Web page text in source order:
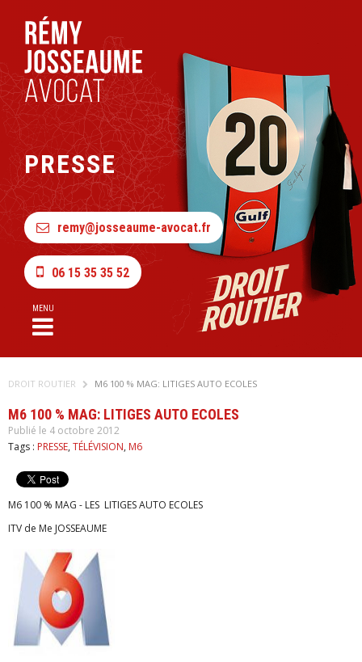
PRESSE
remy@josseaume-avocat.fr
06 15 35 35 52
MENU
DROIT ROUTIER M6 100 % MAG: LITIGES AUTO ECOLES
M6 100 % MAG: LITIGES AUTO ECOLES
Publié le 4 octobre 2012
Tags : PRESSE, TÉLÉVISION, M6
M6 100 % MAG - LES LITIGES AUTO ECOLES
ITV de Me JOSSEAUME